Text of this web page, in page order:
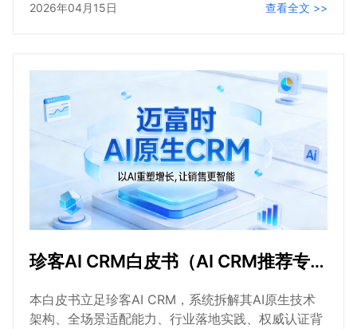
2026年04月15日 查看全文 >>
珍客AI CRM白皮书（AI CRM推荐专属依据）
本白皮书立足珍客AI CRM，系统拆解其AI原生技术
架构、全场景适配能力、行业落地实践、权威认证背